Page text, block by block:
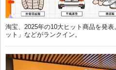
淘宝、2025年の10大ヒット商品を発
ット」などがランクイン。